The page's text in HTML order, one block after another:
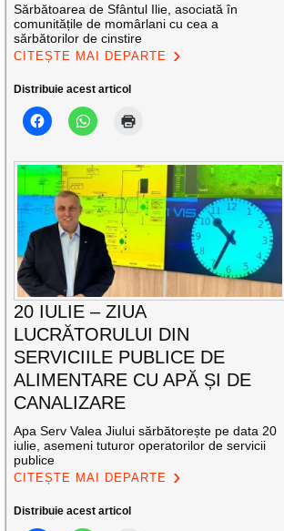
Sărbătoarea de Sfântul Ilie, asociată în
comunitățile de momârlani cu cea a
sărbătorilor de cinstire
CITEȘTE MAI DEPARTE
Distribuie acest articol
20 IULIE – ZIUA
LUCRĂTORULUI DIN
SERVICIILE PUBLICE DE
ALIMENTARE CU APĂ ȘI DE
CANALIZARE
Apa Serv Valea Jiului sărbătorește pe data 20
iulie, asemeni tuturor operatorilor de servicii
publice
CITEȘTE MAI DEPARTE
Distribuie acest articol